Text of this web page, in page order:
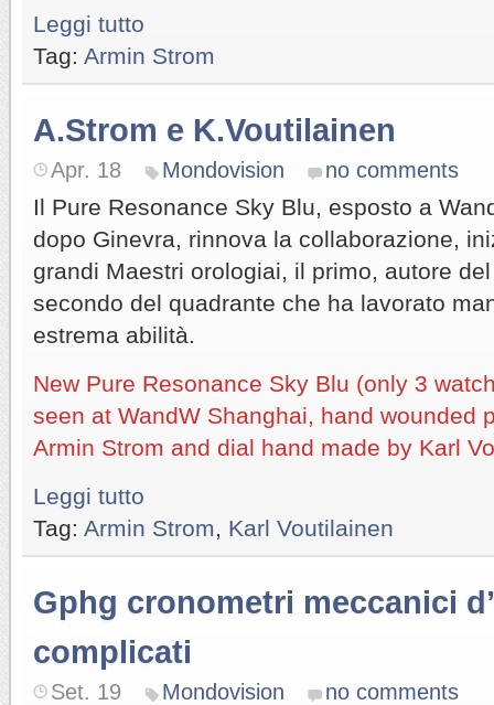
Leggi tutto
Tag: Armin Strom
A.Strom e K.Voutilainen
Apr. 18 Mondovision no comments
Il Pure Resonance Sky Blu, esposto a
dopo Ginevra, rinnova la collaborazione,
grandi Maestri orologiai, il primo, autore
secondo del quadrante che ha lavorato
estrema abilità.
New Pure Resonance Sky Blu (only 3
seen at WandW Shanghai, hand wounded
Armin Strom and dial hand made by Karl
Leggi tutto
Tag: Armin Strom Karl Voutilainen
Gphg cronometri meccanici
complicati
Set. 19 Mondovision no comments